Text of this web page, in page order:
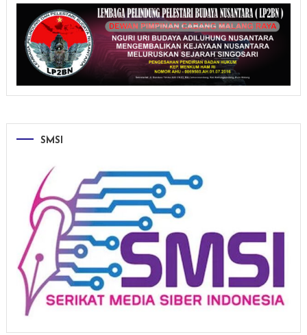
SMSI